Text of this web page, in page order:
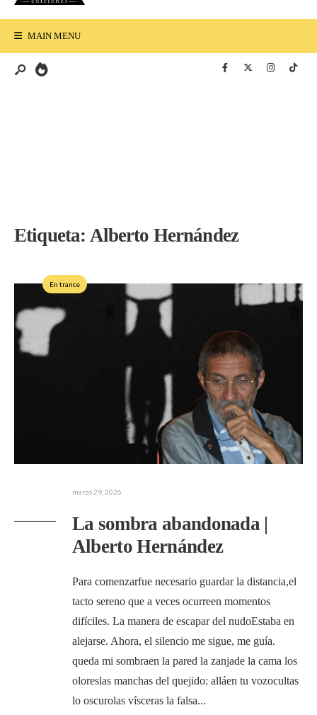
MAIN MENU
Etiqueta: Alberto Hernández
En trance
marzo 29, 2026
La sombra abandonada |
Alberto Hernández
Para comenzarfue necesario guardar la distancia,el
tacto sereno que a veces ocurreen momentos
difíciles. La manera de escapar del nudoEstaba en
alejarse. Ahora, el silencio me sigue, me guía.
queda mi sombraen la pared la zanjade la cama los
oloreslas manchas del quejido: alláen tu vozocultas
lo oscurolas vísceras la falsa...